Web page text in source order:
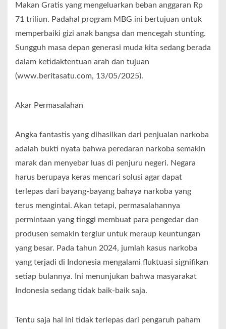
Makan Gratis yang mengeluarkan beban anggaran Rp
71 triliun. Padahal program MBG ini bertujuan untuk
memperbaiki gizi anak bangsa dan mencegah stunting.
Sungguh masa depan generasi muda kita sedang berada
dalam ketidaktentuan arah dan tujuan
(www.beritasatu.com, 13/05/2025).
Akar Permasalahan
Angka fantastis yang dihasilkan dari penjualan narkoba
adalah bukti nyata bahwa peredaran narkoba semakin
marak dan menyebar luas di penjuru negeri. Negara
harus berupaya keras mencari solusi agar dapat
terlepas dari bayang-bayang bahaya narkoba yang
terus mengintai. Akan tetapi, permasalahannya
permintaan yang tinggi membuat para pengedar dan
produsen semakin tergiur untuk meraup keuntungan
yang besar. Pada tahun 2024, jumlah kasus narkoba
yang terjadi di Indonesia mengalami fluktuasi signifikan
setiap bulannya. Ini menunjukan bahwa masyarakat
Indonesia sedang tidak baik-baik saja.
Tentu saja hal ini tidak terlepas dari pengaruh paham